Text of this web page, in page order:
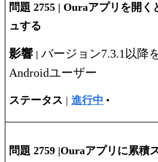
問題 2755 | Ouraアプリを開く
ュする
影響 | バージョン7.3.1以降
Androidユーザー
ステータス |進行中 •
問題 2759 |Ouraアプリに累積